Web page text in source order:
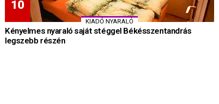
KIADÓ NYARALÓ
Kényelmes nyaraló saját stéggel Békésszentandrás
legszebb részén